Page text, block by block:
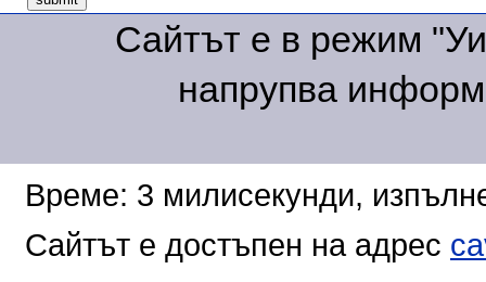
Сайтът е в режим
напрупва
Време: 3 милисекунди,
Сайтът е достъпен на адрес